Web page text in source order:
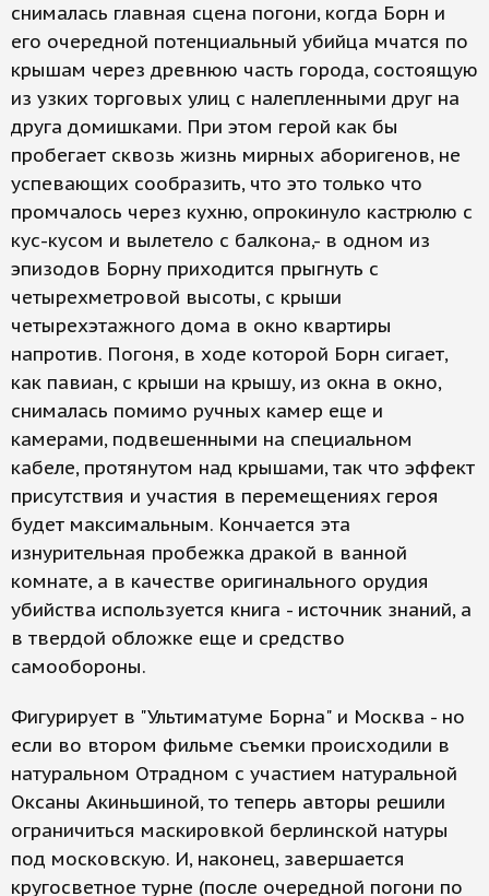
снималась главная сцена погони, когда Борн и
его очередной потенциальный убийца мчатся по
крышам через древнюю часть города, состоящую
из узких торговых улиц с налепленными друг на
друга домишками. При этом герой как бы
пробегает сквозь жизнь мирных аборигенов, не
успевающих сообразить, что это только что
промчалось через кухню, опрокинуло кастрюлю с
кус-кусом и вылетело с балкона,- в одном из
эпизодов Борну приходится прыгнуть с
четырехметровой высоты, с крыши
четырехэтажного дома в окно квартиры
напротив. Погоня, в ходе которой Борн сигает,
как павиан, с крыши на крышу, из окна в окно,
снималась помимо ручных камер еще и
камерами, подвешенными на специальном
кабеле, протянутом над крышами, так что эффект
присутствия и участия в перемещениях героя
будет максимальным. Кончается эта
изнурительная пробежка дракой в ванной
комнате, а в качестве оригинального орудия
убийства используется книга - источник знаний, а
в твердой обложке еще и средство
самообороны.
Фигурирует в "Ультиматуме Борна" и Москва - но
если во втором фильме съемки происходили в
натуральном Отрадном с участием натуральной
Оксаны Акиньшиной, то теперь авторы решили
ограничиться маскировкой берлинской натуры
под московскую. И, наконец, завершается
кругосветное турне (после очередной погони по